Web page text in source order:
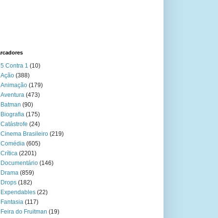
5 Contra 1 (10)
Ação (388)
Animação (179)
Aventura (473)
Batman (90)
Biografia (175)
Catástrofe (24)
Cinema Brasileiro (219)
Comédia (605)
Crítica (2201)
Documentário (146)
Drama (859)
Drops (182)
Expendables (22)
Fantasia (117)
Feira do Fruitman (19)